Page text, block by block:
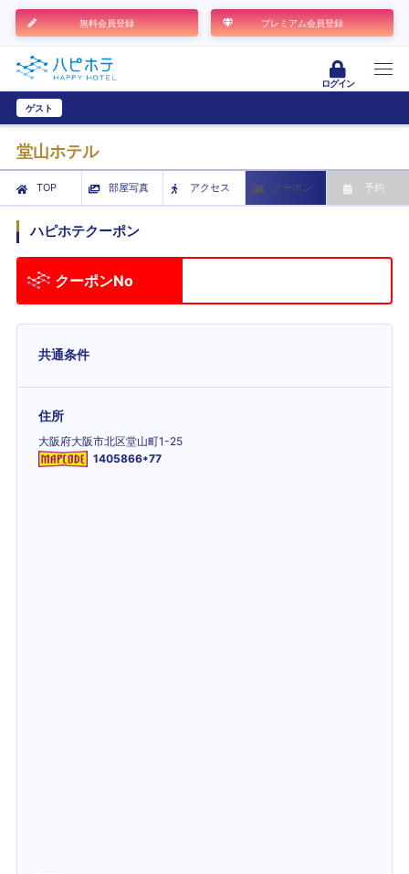
無料会員登録 プレミアム会員登録
ログイン
ゲスト
堂山ホテル
TOP 部屋写真 アクセス クーポン 予約
ハピホテクーポン
クーポンNo
共通条件
住所
大阪府大阪市北区堂山町1-25
1405866*77